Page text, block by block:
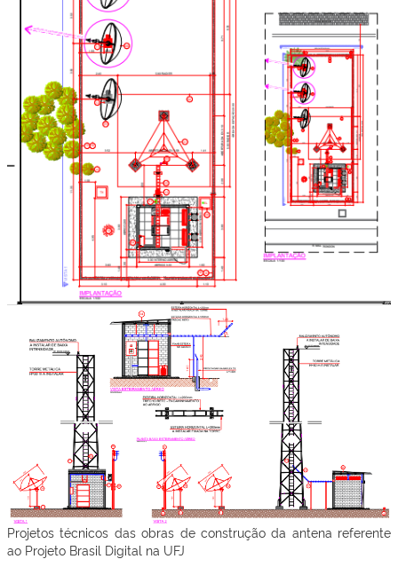
Projetos técnicos das obras de construção da antena referente
ao Projeto Brasil Digital na UFJ